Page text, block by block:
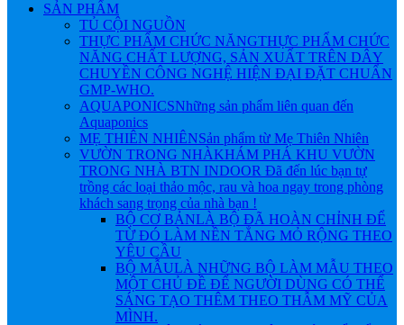
SẢN PHẨM
TỦ CỘI NGUỒN
THỰC PHẨM CHỨC NĂNGTHỰC PHẨM CHỨC
NĂNG CHẤT LƯỢNG, SẢN XUẤT TRÊN DÂY
CHUYỀN CÔNG NGHỆ HIỆN ĐẠI ĐẶT CHUẨN
GMP-WHO.
AQUAPONICSNhững sản phẩm liên quan đến
Aquaponics
MẸ THIÊN NHIÊNSản phẩm từ Mẹ Thiên Nhiên
VƯỜN TRONG NHÀKHÁM PHÁ KHU VƯỜN
TRONG NHÀ BTN INDOOR Đã đến lúc bạn tự
trồng các loại thảo mộc, rau và hoa ngay trong phòng
khách sang trọng của nhà bạn !
BỘ CƠ BẢNLÀ BỘ ĐÃ HOÀN CHỈNH ĐỂ
TỪ ĐÓ LÀM NỀN TẲNG MỎ RỘNG THEO
YÊU CẦU
BỘ MẪULÀ NHỮNG BỘ LÀM MẪU THEO
MỘT CHỦ ĐỀ ĐỂ NGƯỜI DÙNG CÓ THỂ
SÁNG TẠO THÊM THEO THẪM MỸ CỦA
MÌNH.